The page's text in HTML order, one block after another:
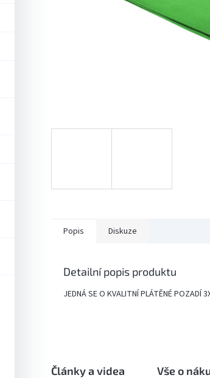
Popis Diskuze
Detailní popis produktu
JEDNÁ SE O KVALITNÍ PLÁTĚNÉ POZADÍ
Články a videa Vše o